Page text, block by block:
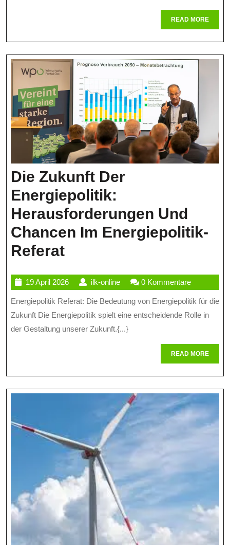
Eine
Sichere
Zukunft
READ MOREREAD
MORE
Die Zukunft Der
Energiepolitik:
Herausforderungen Und
Chancen Im Energiepolitik-
ReferatDie
Der
Energiepolitik:
Herausforderungen
Im
Energiepolitik-
Referat
19 April 202619
April
2026
ilk-onlineilk-
online
0 Kommentare
Energiepolitik Referat: Die Bedeutung von Energiepolitik für die
Zukunft Die Energiepolitik spielt eine entscheidende Rolle in
der Gestaltung unserer Zukunft.{...}
READ MOREREAD
MORE